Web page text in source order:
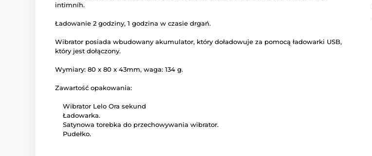
intimníh.
Ładowanie 2 godziny, 1 godzina w czasie drgań.
Wibrator posiada wbudowany akumulator, który doładowuje za pomocą ładowarki USB,
który jest dołączony.
Wymiary: 80 x 80 x 43mm, waga: 134 g.
Zawartość opakowania:
Wibrator Lelo Ora sekund
Ładowarka.
Satynowa torebka do przechowywania wibrator.
Pudełko.